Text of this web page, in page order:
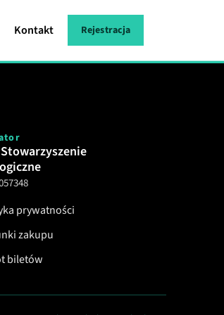
Kontakt Rejestracja
prywatności
zakupu
biletów